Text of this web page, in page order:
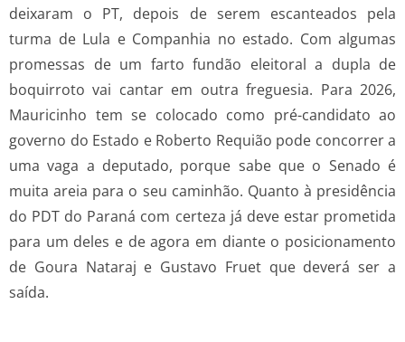
deixaram o PT, depois de serem escanteados pela
turma de Lula e Companhia no estado. Com algumas
promessas de um farto fundão eleitoral a dupla de
boquirroto vai cantar em outra freguesia. Para 2026,
Mauricinho tem se colocado como pré-candidato ao
governo do Estado e Roberto Requião pode concorrer a
uma vaga a deputado, porque sabe que o Senado é
muita areia para o seu caminhão. Quanto à presidência
do PDT do Paraná com certeza já deve estar prometida
para um deles e de agora em diante o posicionamento
de Goura Nataraj e Gustavo Fruet que deverá ser a
saída.